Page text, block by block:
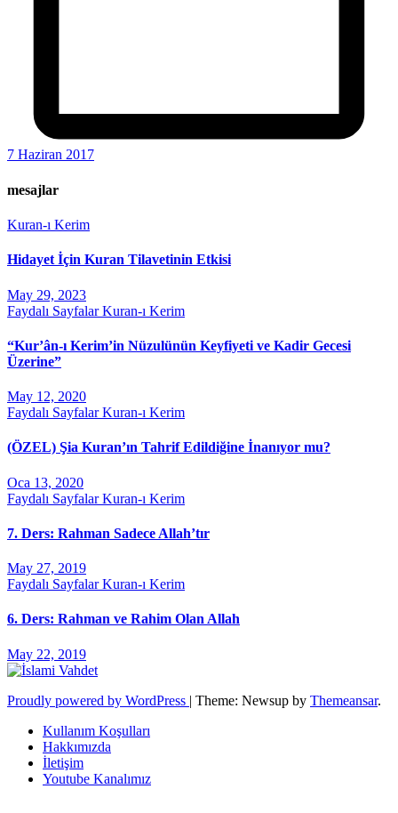
7 Haziran 2017
mesajlar
Kuran-ı Kerim
Hidayet İçin Kuran Tilavetinin Etkisi
May 29, 2023
Faydalı SayfalarKuran-ı Kerim
“Kur’ân-ı Kerim’in Nüzulünün Keyfiyeti ve Kadir Gecesi
Üzerine”
May 12, 2020
Faydalı SayfalarKuran-ı Kerim
(ÖZEL) Şia Kuran’ın Tahrif Edildiğine İnanıyor mu?
Oca 13, 2020
Faydalı SayfalarKuran-ı Kerim
7. Ders: Rahman Sadece Allah’tır
May 27, 2019
Faydalı SayfalarKuran-ı Kerim
6. Ders: Rahman ve Rahim Olan Allah
May 22, 2019
Proudly powered by WordPress | Theme: Newsup by Themeansar.
Kullanım Koşulları
Hakkımızda
İletişim
Youtube Kanalımız